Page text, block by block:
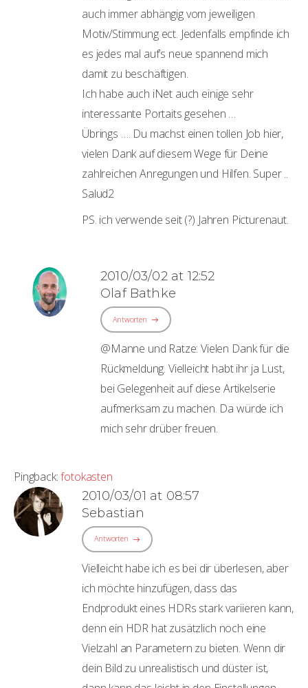
auch immer abhängig vom jeweiligen
Motiv/Stimmung ect. Jedenfalls empfinde ich
es jedes mal auf’s neue spannend mich
damit zu beschäftigen.
Ich habe auch iNet auch einige sehr
interessante Portaits gesehen …
Übrings …. Du machst einen tollen Job hier,
vielen Dank auf diesem Wege für Deine
zahlreichen Anregungen und Hilfen. Super ..
Salud2
PS. ich verwende seit (?) Jahren Picturenaut.
2010/03/02 at 12:52
Olaf Bathke
Antworten
@Manne und Ratze: Vielen Dank für die
Rückmeldung. Vielleicht habt ihr ja Lust,
bei Gelegenheit auf diese Artikelserie
aufmerksam zu machen. Da würde ich
mich sehr drüber freuen.
Pingback:fotokasten
2010/03/01 at 08:57
Sebastian
Antworten
Vielleicht habe ich es bei dir überlesen, aber
ich möchte hinzufügen, dass das
Endprodukt eines HDRs stark variieren kann,
denn ein HDR hat zusätzlich noch eine
Vielzahl an Parametern zu bieten. Wenn dir
dein Bild zu unrealistisch und düster ist,